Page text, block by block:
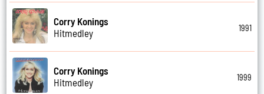
Corry Konings
Hitmedley
1991
Corry Konings
Hitmedley
1999